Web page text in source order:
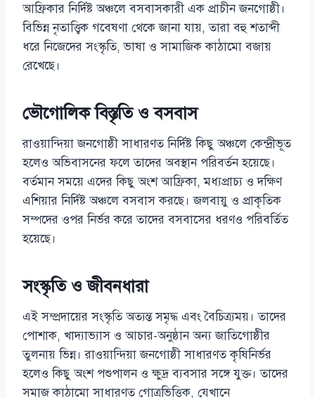
আফ্রিকার নির্দিষ্ট অঞ্চলে বসবাসকারী এক প্রাচীন জনগোষ্ঠী।
বিভিন্ন নৃতাত্ত্বিক গবেষণা থেকে জানা যায়, তারা বহু শতাব্দী
ধরে নিজেদের সংস্কৃতি, ভাষা ও সামাজিক কাঠামো বজায়
রেখেছে।
ভৌগোলিক বিস্তৃতি ও বসবাস
রাওয়ান্দিয়া জনগোষ্ঠী সাধারণত নির্দিষ্ট কিছু অঞ্চলে কেন্দ্রীভূত
হলেও অভিবাসনের ফলে তাদের অবস্থান পরিবর্তন হয়েছে।
বর্তমান সময়ে এদের কিছু অংশ আফ্রিকা, মধ্যপ্রাচ্য ও দক্ষিণ
এশিয়ার নির্দিষ্ট অঞ্চলে বসবাস করছে। জলবায়ু ও প্রাকৃতিক
সম্পদের ওপর নির্ভর করে তাদের বসবাসের ধরণও পরিবর্তিত
হয়েছে।
সংস্কৃতি ও জীবনধারা
এই সম্প্রদায়ের সংস্কৃতি অত্যন্ত সমৃদ্ধ এবং বৈচিত্র্যময়। তাদের
পোশাক, খাদ্যাভ্যাস ও আচার-অনুষ্ঠান অন্য জাতিগোষ্ঠীর
তুলনায় ভিন্ন। রাওয়ান্দিয়া জনগোষ্ঠী সাধারণত কৃষিনির্ভর
হলেও কিছু অংশ পশুপালন ও ক্ষুদ্র ব্যবসার সঙ্গে যুক্ত। তাদের
সমাজ কাঠামো সাধারণত গোত্রভিত্তিক, যেখানে